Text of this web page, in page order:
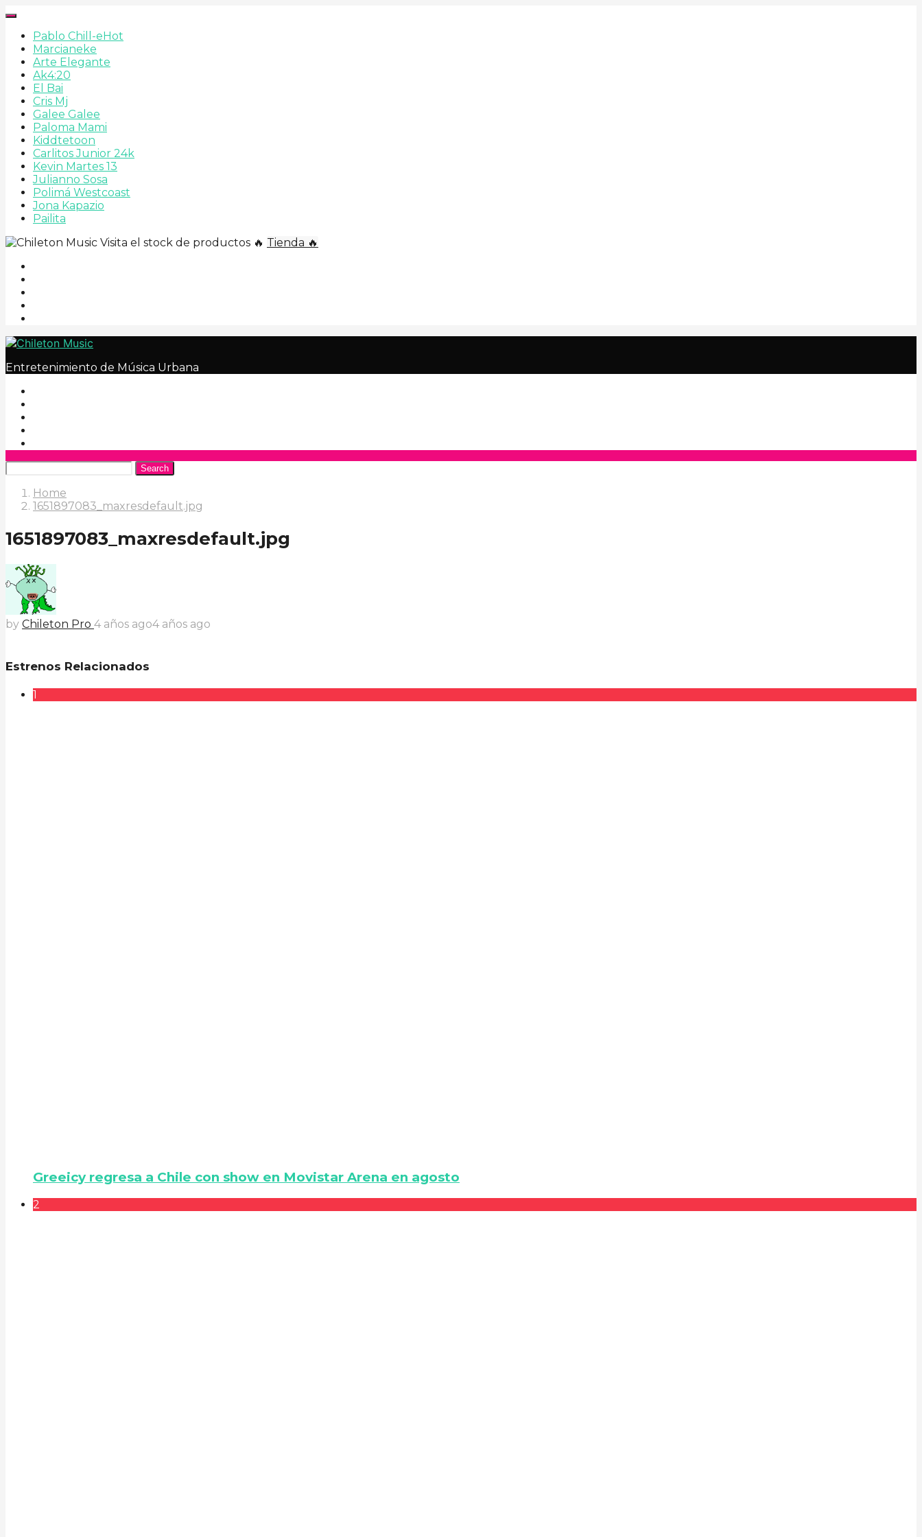
Pablo Chill-eHot
Marcianeke
Arte Elegante
Ak4:20
El Bai
Cris Mj
Galee Galee
Paloma Mami
Kiddtetoon
Carlitos Junior 24k
Kevin Martes 13
Julianno Sosa
Polimá Westcoast
Jona Kapazio
Pailita
Visita el stock de productos 🔥 Tienda 🔥
Entretenimiento de Música Urbana
Search
Home
1651897083_maxresdefault.jpg
1651897083_maxresdefault.jpg
by Chileton Pro 4 años ago4 años ago
Estrenos Relacionados
1
Greeicy regresa a Chile con show en Movistar Arena en agosto
2